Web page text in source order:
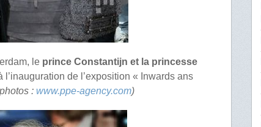
le prince Constantijn et la princesse
l’inauguration de l’exposition « Inwards ans
:www.ppe-agency.com)